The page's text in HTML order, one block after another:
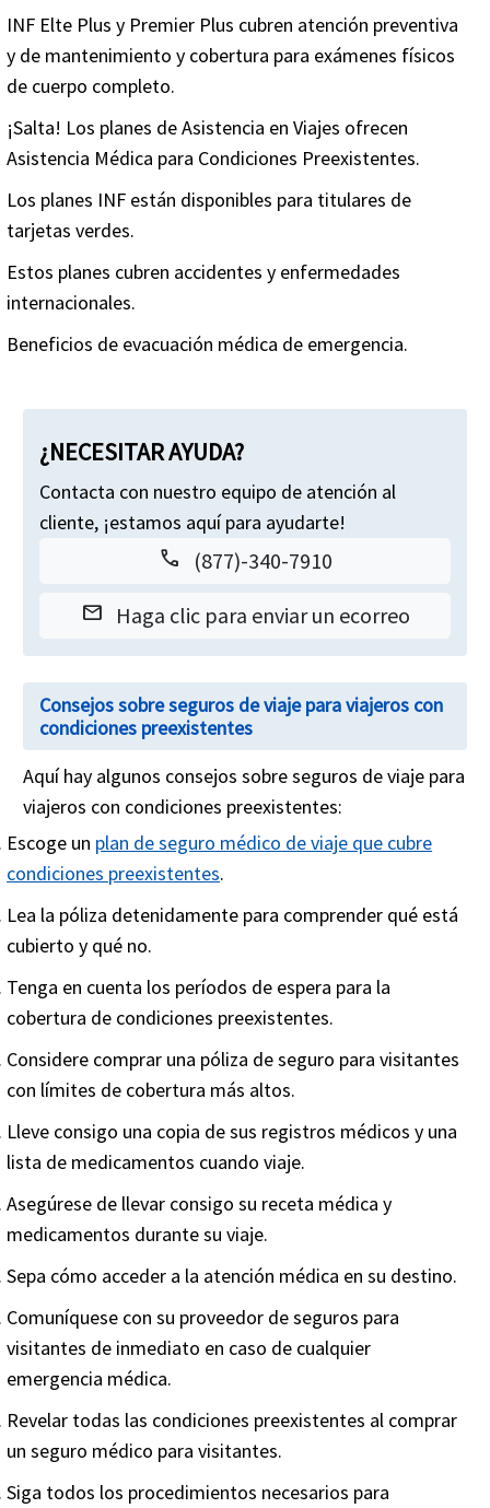
Comparar INF Condiciones preexistentes
completas.
Nota: **Los planes INF Premier, Elite, Elite Plus,
Premier Plus y Elite 90 tienen una compra mínima
que debe ser de 90 días.
INF Elte Plus y Premier Plus cubren atención preventiva
y de mantenimiento y cobertura para exámenes físicos
de cuerpo completo.
¡Salta! Los planes de Asistencia en Viajes ofrecen
Asistencia Médica para Condiciones Preexistentes.
Los planes INF están disponibles para titulares de
tarjetas verdes.
Estos planes cubren accidentes y enfermedades
internacionales.
Beneficios de evacuación médica de emergencia.
¿NECESITAR AYUDA?
Contacta con nuestro equipo de atención al
cliente, ¡estamos aquí para ayudarte!
call (877)-340-7910
email Haga clic para enviar un ecorreo
Consejos sobre seguros de viaje para viajeros con
condiciones preexistentes
Aquí hay algunos consejos sobre seguros de viaje para
viajeros con condiciones preexistentes:
Escoge un plan de seguro médico de viaje que cubre
condiciones preexistentes.
Lea la póliza detenidamente para comprender qué está
cubierto y qué no.
Tenga en cuenta los períodos de espera para la
cobertura de condiciones preexistentes.
Considere comprar una póliza de seguro para visitantes
con límites de cobertura más altos.
Lleve consigo una copia de sus registros médicos y una
lista de medicamentos cuando viaje.
Asegúrese de llevar consigo su receta médica y
medicamentos durante su viaje.
Sepa cómo acceder a la atención médica en su destino.
Comuníquese con su proveedor de seguros para
visitantes de inmediato en caso de cualquier
emergencia médica.
Revelar todas las condiciones preexistentes al comprar
un seguro médico para visitantes.
Siga todos los procedimientos necesarios para